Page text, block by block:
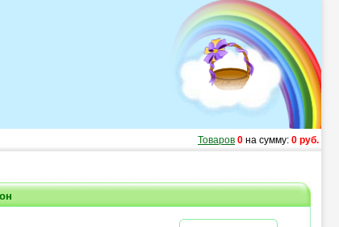
Товаров 0 на сумму: 0 руб.